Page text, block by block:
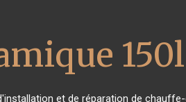
150l
et de réparation de